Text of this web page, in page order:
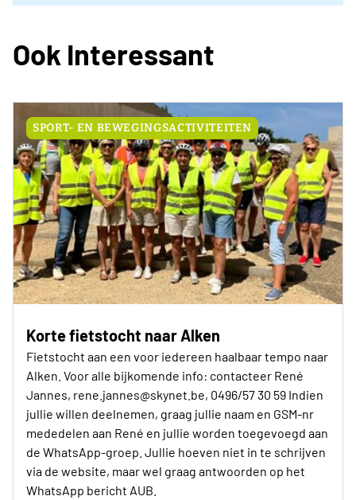
Ook Interessant
SPORT- EN BEWEGINGSACTIVITEITEN
Korte fietstocht naar Alken
Fietstocht aan een voor iedereen haalbaar tempo naar
Alken. Voor alle bijkomende info: contacteer René
Jannes, rene.jannes@skynet.be, 0496/57 30 59 Indien
jullie willen deelnemen, graag jullie naam en GSM-nr
mededelen aan René en jullie worden toegevoegd aan
de WhatsApp-groep. Jullie hoeven niet in te schrijven
via de website, maar wel graag antwoorden op het
WhatsApp bericht AUB.